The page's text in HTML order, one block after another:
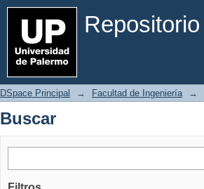
Buscar
DSpace Principal → Facultad de Ingeniería →
Buscar